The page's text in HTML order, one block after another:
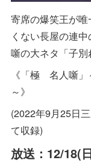
寄席の爆笑王が
くない長屋の連
噺の大ネタ「子別
《「極 名人噺」
～》
(2022年9月25日
て収録)
放送：12/18(